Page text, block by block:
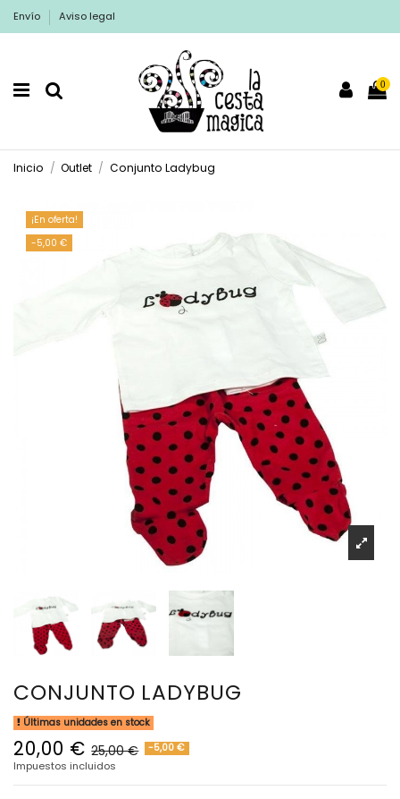
Envío Aviso legal
0
Inicio Outlet Conjunto Ladybug
¡En oferta!
-5,00 €
CONJUNTO LADYBUG
Últimas unidades en stock
20,00 € 25,00 € -5,00 €
Impuestos incluidos